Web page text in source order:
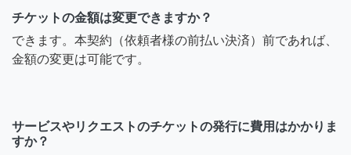
チケットの金額は変更できますか？
できます。本契約（依頼者様の前払い決済）前であれば、
金額の変更は可能です。
サービスやリクエストのチケットの発行に費用はかかりま
すか？